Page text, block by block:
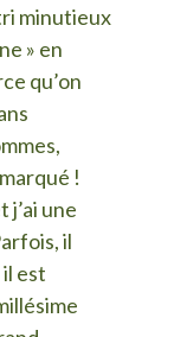
minutieux
» en
qu’on
!
une
il
est